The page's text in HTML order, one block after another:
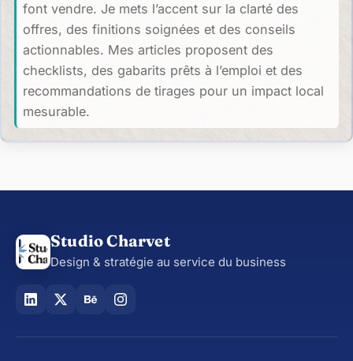
font vendre. Je mets l’accent sur la clarté des
offres, des finitions soignées et des conseils
actionnables. Mes articles proposent des
checklists, des gabarits prêts à l’emploi et des
recommandations de tirages pour un impact local
mesurable.
Studio Charvet
Design & stratégie au service du business